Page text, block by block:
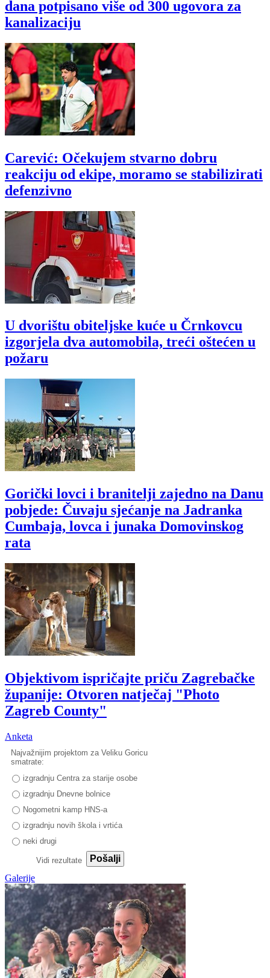
dana potpisano više od 300 ugovora za
kanalizaciju
Carević: Očekujem stvarno dobru
reakciju od ekipe, moramo se stabilizirati
defenzivno
U dvorištu obiteljske kuće u Črnkovcu
izgorjela dva automobila, treći oštećen u
požaru
Gorički lovci i branitelji zajedno na Danu
pobjede: Čuvaju sjećanje na Jadranka
Cumbaja, lovca i junaka Domovinskog
rata
Objektivom ispričajte priču Zagrebačke
županije: Otvoren natječaj "Photo
Zagreb County"
Anketa
Najvažnijim projektom za Veliku Goricu
smatrate:
izgradnju Centra za starije osobe
izgradnju Dnevne bolnice
Nogometni kamp HNS-a
izgradnju novih škola i vrtića
neki drugi
Vidi rezultate
Pošalji
Galerije